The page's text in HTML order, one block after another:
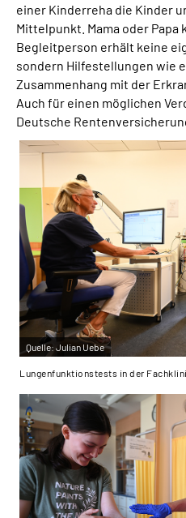
einer Kinderreha die Kinder
Mittelpunkt. Mama oder Papa
Begleitperson erhält keine
sondern Hilfestellungen wie
Zusammenhang mit der
Auch für einen möglichen
Deutsche
Quelle: Julian Uebe
Lungenfunktionstests in der